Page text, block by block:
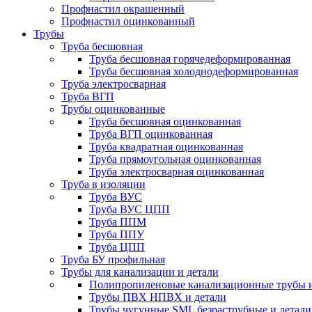
Профнастил окрашенный
Профнастил оцинкованный
Трубы
Труба бесшовная
Труба бесшовная горячедеформированная
Труба бесшовная холоднодеформированная
Труба электросварная
Труба ВГП
Трубы оцинкованные
Труба бесшовная оцинкованная
Труба ВГП оцинкованная
Труба квадратная оцинкованная
Труба прямоугольная оцинкованная
Труба электросварная оцинкованная
Труба в изоляции
Труба ВУС
Труба ВУС ЦПП
Труба ППМ
Труба ППУ
Труба ЦПП
Труба БУ профильная
Трубы для канализации и детали
Полипропиленовые канализационные трубы
Трубы ПВХ НПВХ и детали
Трубы чугунные SML безраструбные и детали